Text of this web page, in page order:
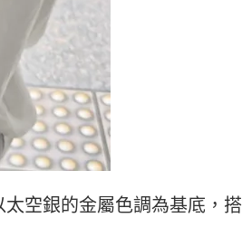
空銀的金屬色調為基底，搭